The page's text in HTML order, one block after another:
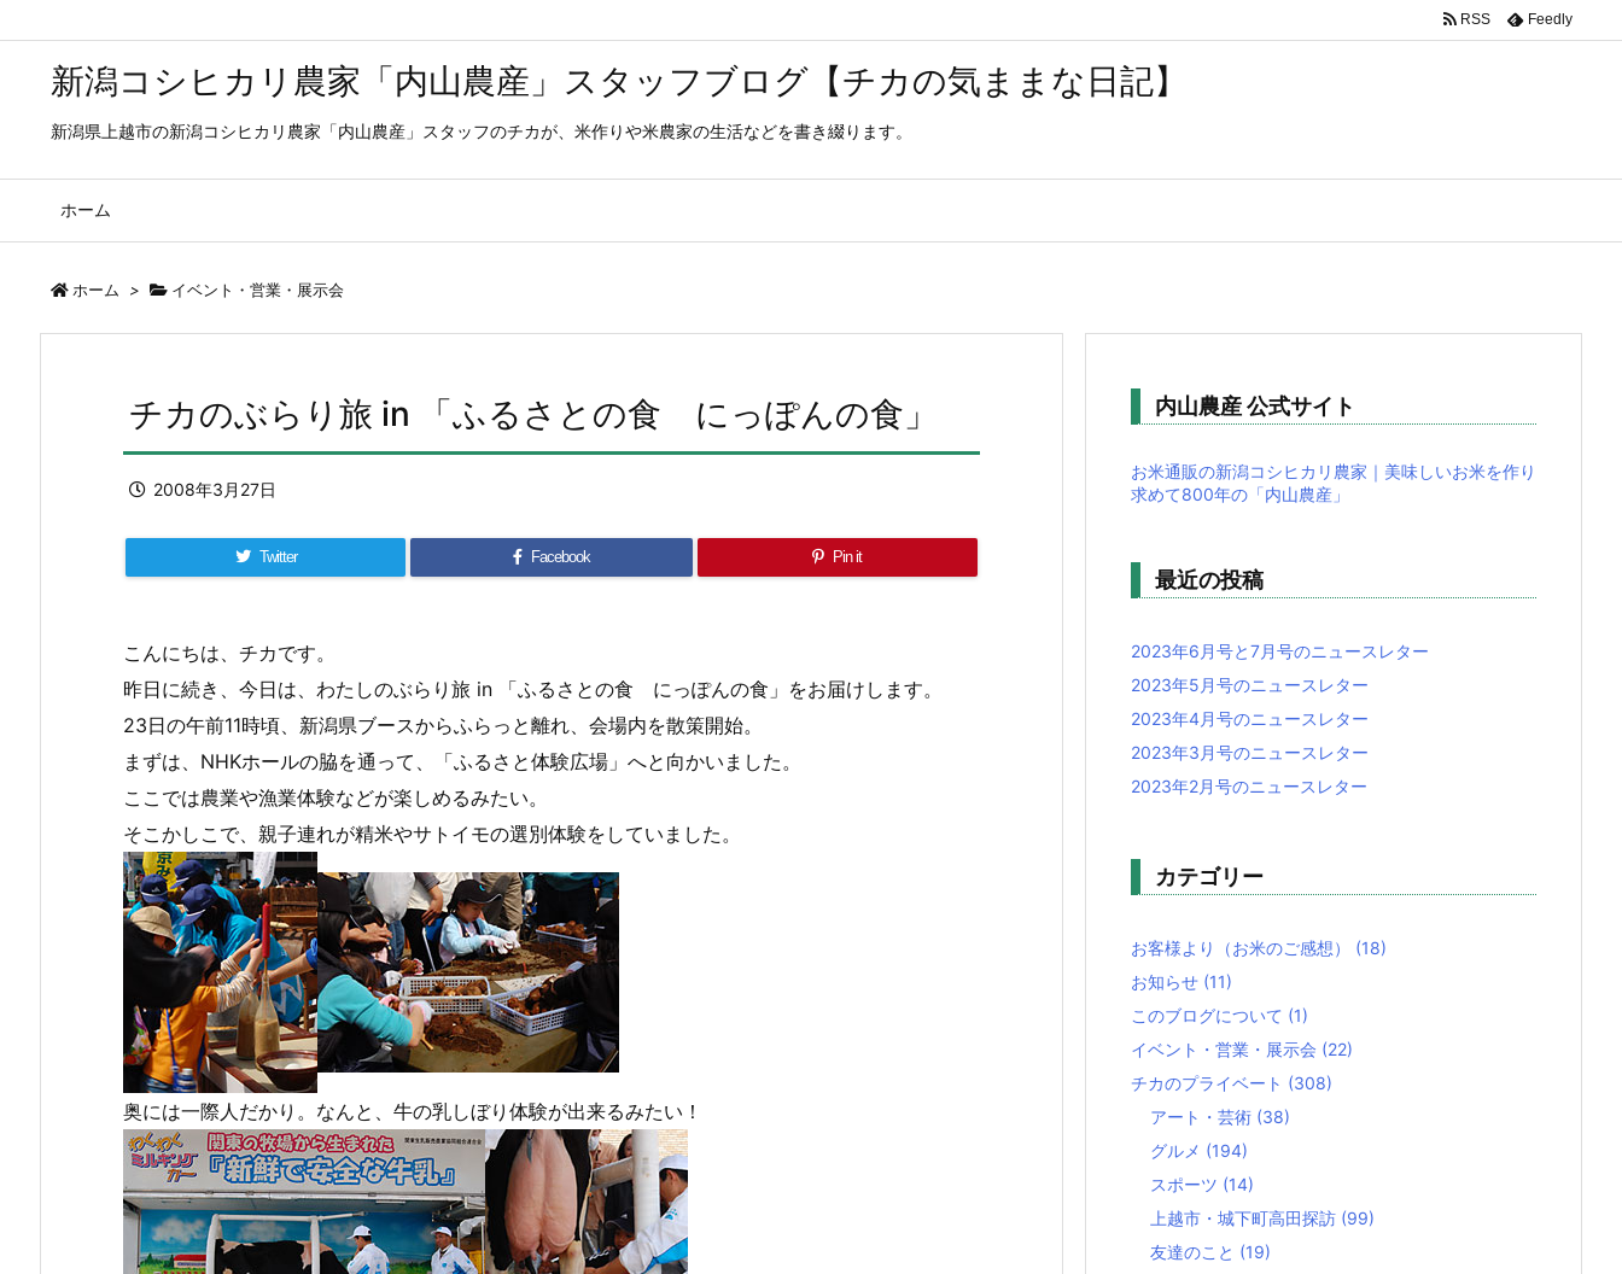
新潟コシヒカリ農家「内山農産」スタッフブログ【チカの気ままな日記】
新潟県上越市の新潟コシヒカリ農家「内山農産」スタッフのチカが、米作りや米農家の生活などを書き綴ります。
ホーム
RSS Feedly
ホーム > イベント・営業・展示会
チカのぶらり旅 in 「ふるさとの食 にっぽんの食」
2008年3月27日
Twitter Facebook Pin it
こんにちは、チカです。
昨日に続き、今日は、わたしのぶらり旅 in 「ふるさとの食 にっぽんの食」をお届けします。
23日の午前11時頃、新潟県ブースからふらっと離れ、会場内を散策開始。
まずは、NHKホールの脇を通って、「ふるさと体験広場」へと向かいました。
ここでは農業や漁業体験などが楽しめるみたい。
そこかしこで、親子連れが精米やサトイモの選別体験をしていました。
奥には一際人だかり。なんと、牛の乳しぼり体験が出来るみたい！
内山農産 公式サイト
お米通販の新潟コシヒカリ農家｜美味しいお米を作り
求めて800年の「内山農産」
最近の投稿
2023年6月号と7月号のニュースレター
2023年5月号のニュースレター
2023年4月号のニュースレター
2023年3月号のニュースレター
2023年2月号のニュースレター
カテゴリー
お客様より（お米のご感想） (18)
お知らせ (11)
このブログについて (1)
イベント・営業・展示会 (22)
チカのプライベート (308)
アート・芸術 (38)
グルメ (194)
スポーツ (14)
上越市・城下町高田探訪 (99)
友達のこと (19)